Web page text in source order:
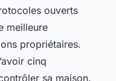
ouverts
meilleure
propriétaires.
cinq
sa maison.